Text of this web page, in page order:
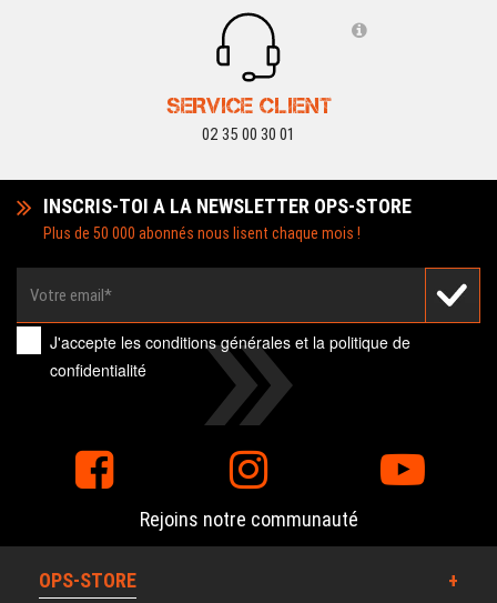
SERVICE CLIENT
02 35 00 30 01
INSCRIS-TOI A LA NEWSLETTER OPS-STORE
Plus de 50 000 abonnés nous lisent chaque mois !
J'accepte lesconditions générales et lapolitique de
confidentialité
Rejoins notre communauté
OPS-STORE